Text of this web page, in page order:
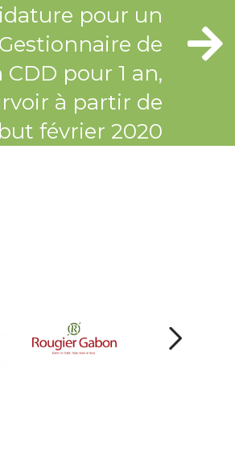
pour un
de
CDD pour 1 an,
à partir de
février 2020